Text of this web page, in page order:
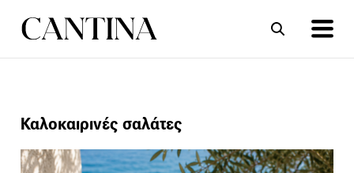
ΣΥΝΤΑΓΕΣ
Καλοκαιρινές σαλάτες